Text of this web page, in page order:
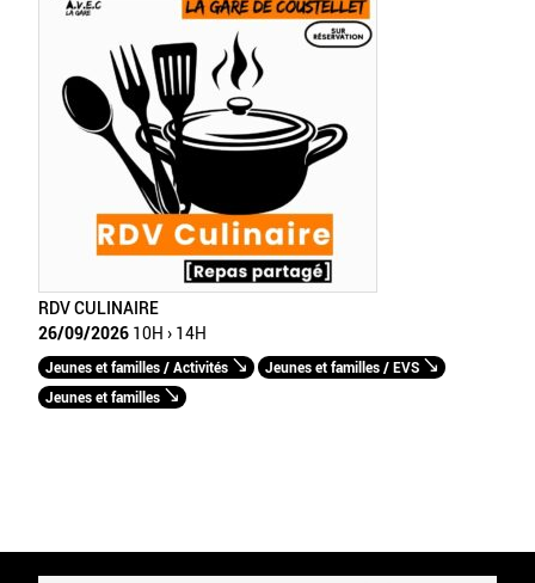
RDV CULINAIRE
26/09/2026 10H › 14H
Jeunes et familles / Activités
Jeunes et familles / EVS
Jeunes et familles